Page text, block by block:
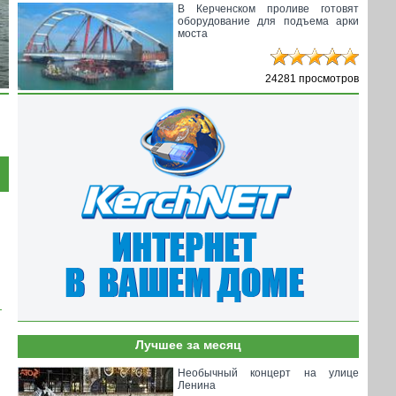
В Керченском проливе готовят
оборудование для подъема арки
моста
24281 просмотров
Лучшее за месяц
Необычный концерт на улице
Ленина